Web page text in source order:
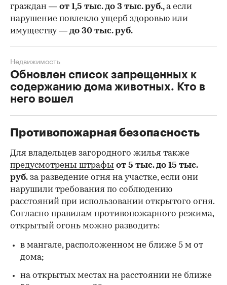
граждан — от 1,5 тыс. до 3 тыс. руб.,а если
нарушение повлекло ущерб здоровью или
имуществу — до 30 тыс. руб.
Обновлен список запрещенных к
содержанию дома животных. Кто в
него вошел
Недвижимость
Противопожарная безопасность
Для владельцев загородного жилья также
предусмотрены штрафы от 5 тыс. до 15 тыс.
руб. за разведение огня на участке, если они
нарушили требования по соблюдению
расстояний при использовании открытого огня.
Согласно правилам противопожарного режима,
открытый огонь можно разводить:
в мангале, расположенном не ближе 5 м от
дома;
на открытых местах на расстоянии не ближе